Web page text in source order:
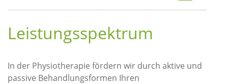
Leistungsspektrum
In der Physiotherapie fördern wir durch aktive und
passive Behandlungsformen Ihren